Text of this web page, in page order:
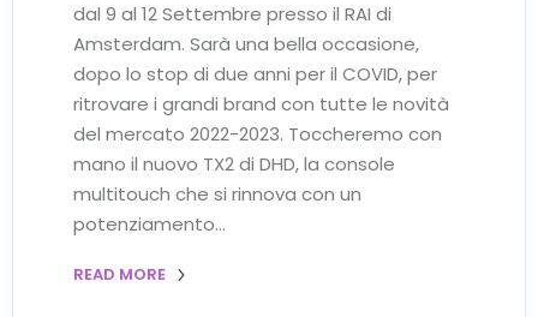
dal 9 al 12 Settembre presso il RAI di
Amsterdam. Sarà una bella occasione,
dopo lo stop di due anni per il COVID, per
ritrovare i grandi brand con tutte le novità
del mercato 2022-2023. Toccheremo con
mano il nuovo TX2 di DHD, la console
multitouch che si rinnova con un
potenziamento…
READ MORE